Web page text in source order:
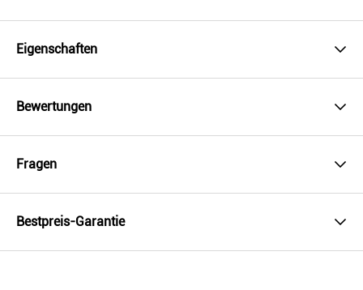
Eigenschaften
Bewertungen
Fragen
Bestpreis-Garantie